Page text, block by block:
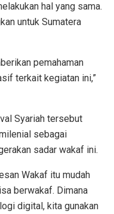
hal yang sama.
untuk Sumatera
pemahaman
terkait kegiatan ini,”
Syariah tersebut
sebagai
sadar wakaf ini.
Wakaf itu mudah
berwakaf. Dimana
digital, kita gunakan